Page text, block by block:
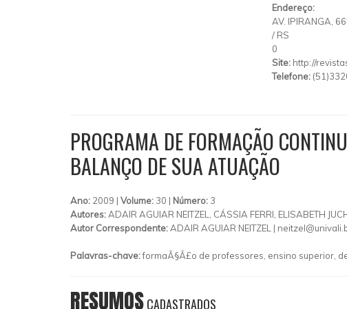
Endereço:
AV. IPIRANGA,
/ RS
0
Site: http://
Telefone:
PROGRAMA DE FORMAÇÃO
BALANÇO DE SUA ATUAÇÃO
Ano: 2009 | Volume: 30 | Número: 3
Autores:ADAIR AGUIAR NEITZEL, CÁSSIA FERRI, ELISABETH
Autor Correspondente:ADAIR AGUIAR NEITZEL |
Palavras-chave:formaÃ§Ã£o de professores, ensino superior,
RESUMOSCADASTRADOS